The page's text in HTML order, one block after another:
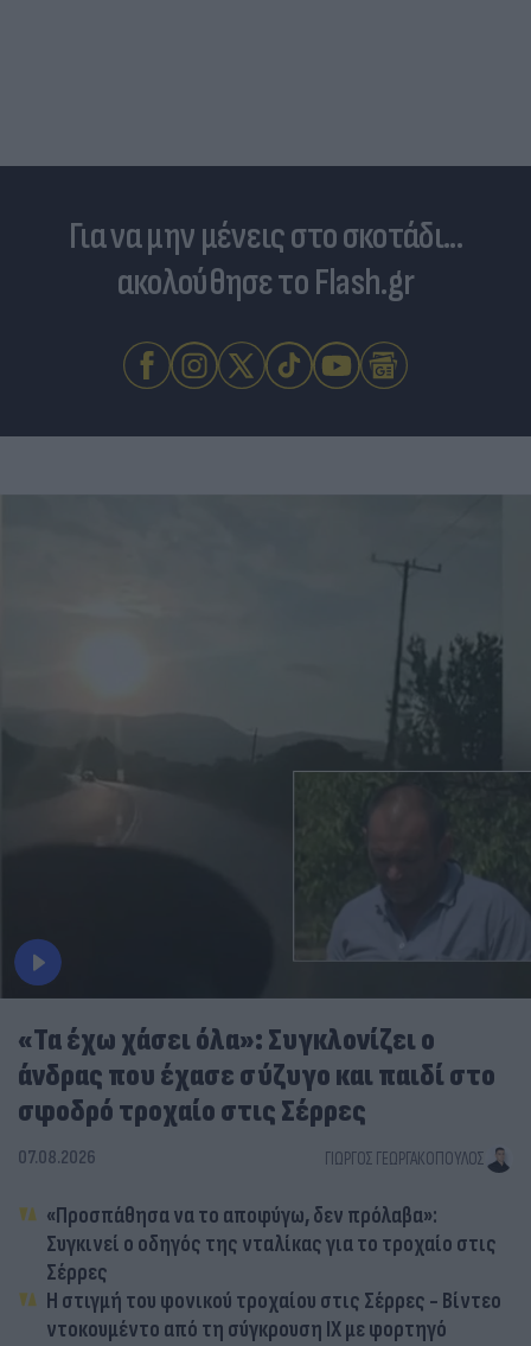
Για να μην μένεις στο σκοτάδι...
ακολούθησε το Flash.gr
«Τα έχω χάσει όλα»: Συγκλονίζει ο
άνδρας που έχασε σύζυγο και παιδί στο
σφοδρό τροχαίο στις Σέρρες
07.08.2026 ΓΙΏΡΓΟΣ ΓΕΩΡΓΑΚΌΠΟΥΛΟΣ
«Προσπάθησα να το αποφύγω, δεν πρόλαβα»:
Συγκινεί ο οδηγός της νταλίκας για το τροχαίο στις
Σέρρες
Η στιγμή του φονικού τροχαίου στις Σέρρες - Βίντεο
ντοκουμέντο από τη σύγκρουση ΙΧ με φορτηγό